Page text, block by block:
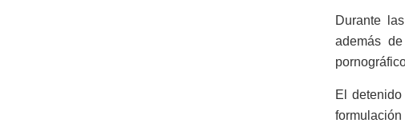
Durante
además
El
formulación